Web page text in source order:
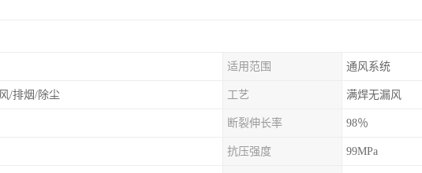
适用范围 通风系统
/排烟/除尘 工艺 满焊无漏风
断裂伸长率 98％
抗压强度 99MPa